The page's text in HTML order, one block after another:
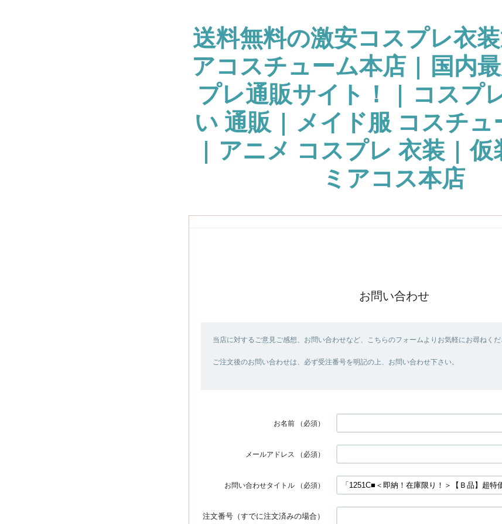
送料無料の激安コスプレ衣
アコスチューム本店 | 国内
プレ通販サイト！ | コスプ
い 通販 | メイド服 コスチュ
| アニメ コスプレ 衣装 | 仮
ミアコス本店
お問い合わせ
当店に対するご意見ご感想、お問い合わせなど、こちらのフォームよりお気軽にお尋ねくだ
ご注文後のお問い合わせは、必ず受注番号を明記の上、お問い合わせ下さい。
お名前 （必須）
メールアドレス （必須）
お問い合わせタイトル （必須）
注文番号（すでに注文済みの場合）